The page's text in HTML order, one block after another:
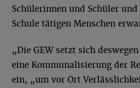
Schülerinnen und Schüler
Schule tätigen Menschen
„Die GEW setzt sich
eine Kommunalisierung der
ein, „um vor Ort